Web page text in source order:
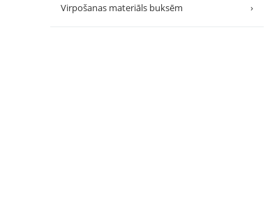
Virpošanas materiāls buksēm ›